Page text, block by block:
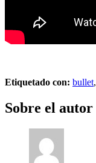
Etiquetado con: bullet,
Sobre el autor